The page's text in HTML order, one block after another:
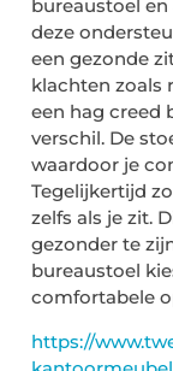
bureaustoel
deze
een gezonde
klachten zoals
een hag creed
verschil. De
waardoor je
Tegelijkertijd
zelfs als je zit.
gezonder te
bureaustoel
comfortabele
https://